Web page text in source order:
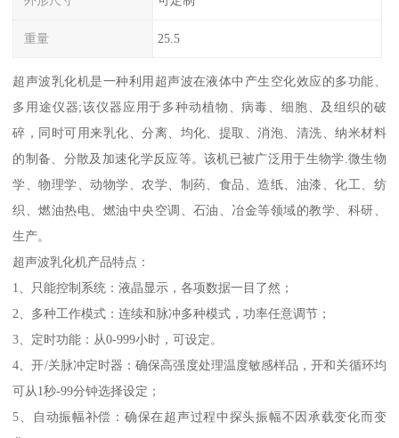
重量 25.5
超声波乳化机是一种利用超声波在液体中产生空化效应的多功能、
多用途仪器;该仪器应用于多种动植物、病毒、细胞、及组织的破
碎，同时可用来乳化、分离、均化、提取、消泡、清洗、纳米材料
的制备、分散及加速化学反应等。该机已被广泛用于生物学.微生物
学、物理学、动物学、农学、制药、食品、造纸、油漆、化工、纺
织、燃油热电、燃油中央空调、石油、冶金等领域的教学、科研、
生产。
超声波乳化机产品特点：
1、只能控制系统：液晶显示，各项数据一目了然；
2、多种工作模式：连续和脉冲多种模式，功率任意调节；
3、定时功能：从0-999小时，可设定。
4、开/关脉冲定时器：确保高强度处理温度敏感样品，开和关循环均
可从1秒-99分钟选择设定；
5、自动振幅补偿：确保在超声过程中探头振幅不因承载变化而变